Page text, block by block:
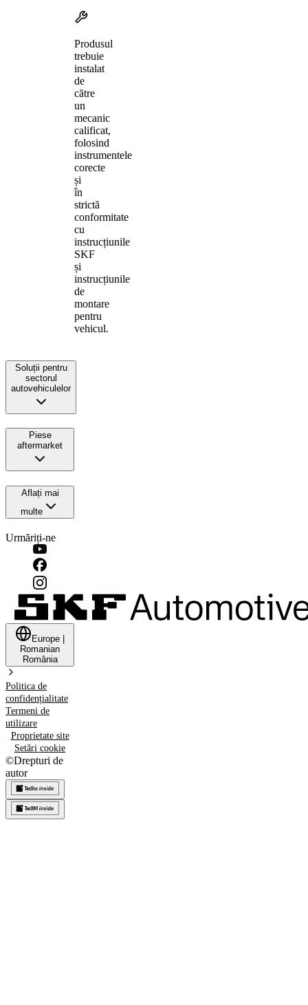
Produsul
trebuie
instalat
de
către
un
mecanic
calificat,
folosind
instrumentele
corecte
și
în
strictă
conformitate
cu
instrucțiunile
SKF
și
instrucțiunile
de
montare
pentru
vehicul.
Soluții pentru
sectorul
autovehiculelor
Piese
aftermarket
Aflați mai
multe
Urmăriți-ne
Europe
Romanian
România
Politica de
confidențialitate
Termeni de
utilizare
Proprietate site
Setări cookie
©Drepturi de
autor